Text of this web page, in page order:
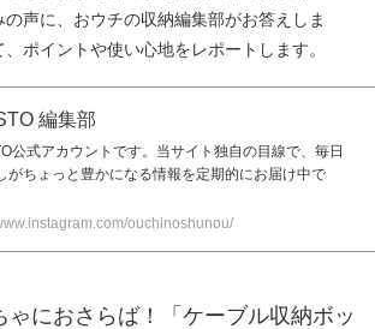
声に、おウチの収納編集部がお答えしま
ポイントや使い心地をレポートします。
編集部
公式アカウントです。当サイト独自の目線で、毎日
がちょっと豊かになる情報を定期的にお届け中で
ouchinoshunou/
ゃにおさらば！「ケーブル収納ボッ